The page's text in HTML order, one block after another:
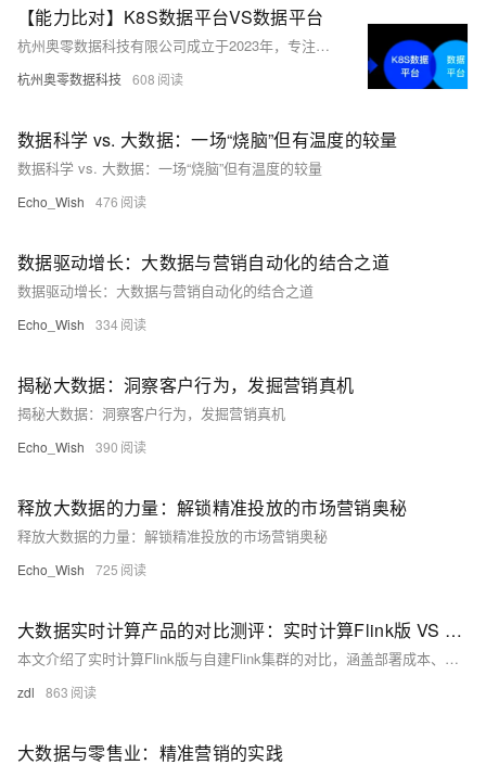
【能力比对】K8S数据平台VS数据平台
杭州奥零数据科技有限公司成立于2023年，专注于数据中台业务，维护开源项目AllData并提供商业版解决方案。AllData提供数据集成、存储、开发、治理及BI展示等一站式服务，支持AI大模型应用，助力企业高效利用数据价值。
杭州奥零数据科技 608
数据科学 vs. 大数据：一场“烧脑”但有温度的较量
数据科学 vs. 大数据：一场“烧脑”但有温度的较量
Echo_Wish 476
数据驱动增长：大数据与营销自动化的结合之道
数据驱动增长：大数据与营销自动化的结合之道
Echo_Wish 334
揭秘大数据：洞察客户行为，发掘营销真机
揭秘大数据：洞察客户行为，发掘营销真机
Echo_Wish 390
释放大数据的力量：解锁精准投放的市场营销奥秘
释放大数据的力量：解锁精准投放的市场营销奥秘
Echo_Wish 725
大数据实时计算产品的对比测评：实时计算Flink版 VS 自建Flink集群
本文介绍了实时计算Flink版与自建Flink集群的对比，涵盖部署成本、性能表现、易用性和企业级能力等方面。实时计算Flink版作为全托管服务，显著降低了运维成本，提供了强大的集成能力和弹性扩展，特别适合中小型团队和业务波动大的场景。文中还提出了改进建议，并探讨了与其他产品的联动可能性。总结指出，实时计算Flink版在简化运维、降低成本和提升易用性方面表现出色，是大数据实时计算的优选方案。
zdl 863
大数据与零售业：精准营销的实践